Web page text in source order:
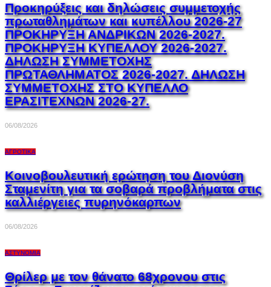
Προκηρύξεις και δηλώσεις συμμετοχής
πρωταθλημάτων και κυπέλλου 2026-27
ΠΡΟΚΗΡΥΞΗ ΑΝΔΡΙΚΩΝ 2026-2027.
ΠΡΟΚΗΡΥΞΗ ΚΥΠΕΛΛΟΥ 2026-2027.
ΔΗΛΩΣΗ ΣΥΜΜΕΤΟΧΗΣ
ΠΡΩΤΑΘΛΗΜΑΤΟΣ 2026-2027. ΔΗΛΩΣΗ
ΣΥΜΜΕΤΟΧΗΣ ΣΤΟ ΚΥΠΕΛΛΟ
ΕΡΑΣΙΤΕΧΝΩΝ 2026-27.
06/08/2026
ΑΓΡΟΤΙΚΆ
Κοινοβουλευτική ερώτηση του Διονύση
Σταμενίτη για τα σοβαρά προβλήματα στις
καλλιέργειες πυρηνόκαρπων
06/08/2026
ΑΣΤΥΝΟΜΊΑ
Θρίλερ με τον θάνατο 68χρονου στις